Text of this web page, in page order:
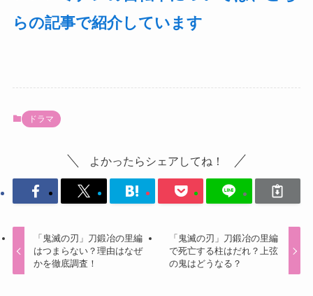
らの記事で紹介しています
ドラマ
よかったらシェアしてね！
「鬼滅の刃」刀鍛冶の里編
はつまらない？理由はなぜ
かを徹底調査！
「鬼滅の刃」刀鍛冶の里編
で死亡する柱はだれ？上弦
の鬼はどうなる？